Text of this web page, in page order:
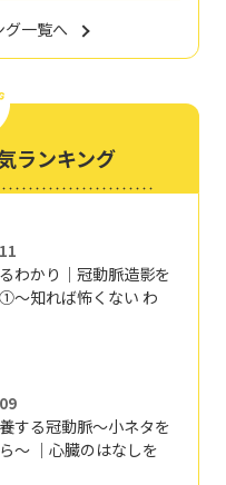
グ一覧へ
ランキング
わかり｜冠動脈造影を
～知れば怖くない わ
する冠動脈～小ネタを
～ ｜心臓のはなしを